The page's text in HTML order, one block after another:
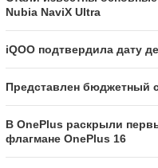
Nubia NaviX Ultra
iQOO подтвердила дату
Представлен бюджетный
В OnePlus раскрыли
флагмане OnePlus 16